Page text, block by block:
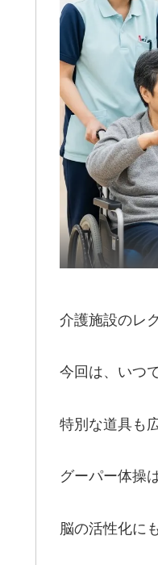
介護施設のレ
今回は、いつ
特別な道具も
グーパー体操
脳の活性化に